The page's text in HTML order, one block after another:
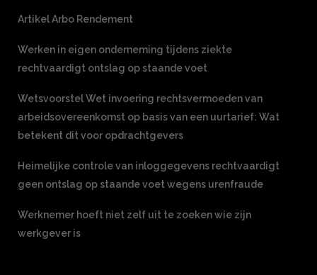
Artikel Arbo Rendement
Werken in eigen onderneming tijdens ziekte
rechtvaardigt ontslag op staande voet
Wetsvoorstel Wet invoering rechtsvermoeden van
arbeidsovereenkomst op basis van een uurtarief: Wat
betekent dit voor opdrachtgevers
Heimelijke controle van inloggegevens rechtvaardigt
geen ontslag op staande voet wegens urenfraude
Werknemer hoeft niet zelf uit te zoeken wie zijn
werkgever is